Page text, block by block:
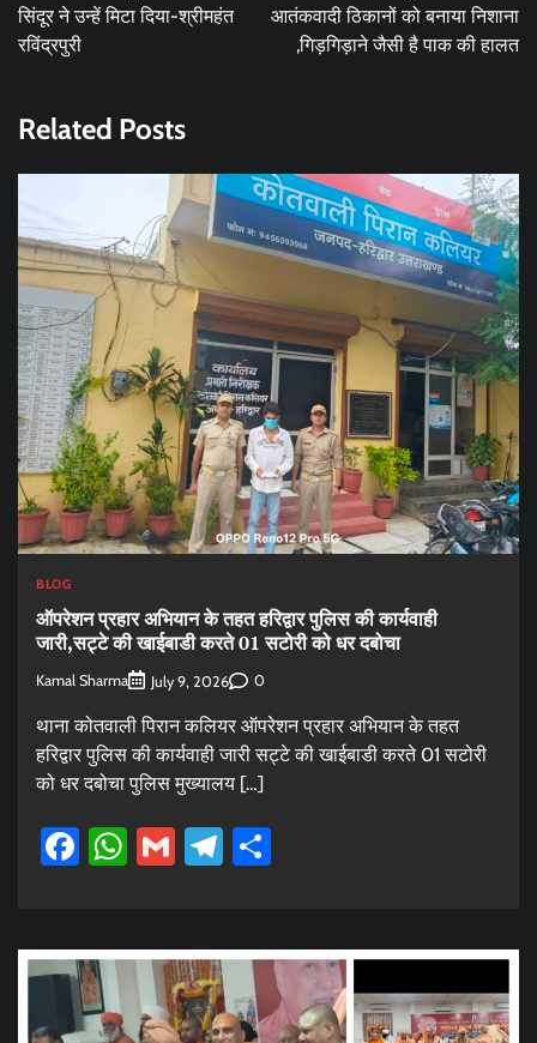
सिंदूर ने उन्हें मिटा दिया-श्रीमहंत
रविंद्रपुरी
आतंकवादी ठिकानों को बनाया निशाना
,गिड़गिड़ाने जैसी है पाक की हालत
Related Posts
BLOG
ऑपरेशन प्रहार अभियान के तहत हरिद्वार पुलिस की कार्यवाही
जारी,सट्टे की खाईबाडी करते 01 सटोरी को धर दबोचा
Kamal Sharma July 9, 2026 0
थाना कोतवाली पिरान कलियर ऑपरेशन प्रहार अभियान के तहत
हरिद्वार पुलिस की कार्यवाही जारी सट्टे की खाईबाडी करते 01 सटोरी
को धर दबोचा पुलिस मुख्यालय […]
Facebook
WhatsApp
GmailTelegram